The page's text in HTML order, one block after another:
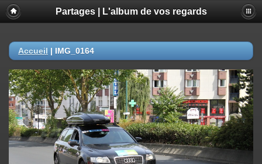
Partages | L'album de vos regards
Accueil | IMG_0164